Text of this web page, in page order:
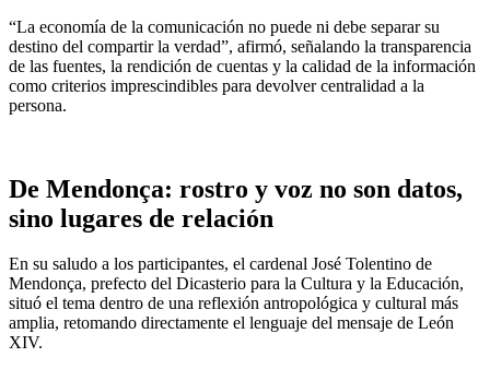
“La economía de la comunicación no puede ni debe separar su
destino del compartir la verdad”, afirmó, señalando la transparencia
de las fuentes, la rendición de cuentas y la calidad de la información
como criterios imprescindibles para devolver centralidad a la
persona.
De Mendonça: rostro y voz no son datos,
sino lugares de relación
En su saludo a los participantes, el cardenal José Tolentino de
Mendonça, prefecto del Dicasterio para la Cultura y la Educación,
situó el tema dentro de una reflexión antropológica y cultural más
amplia, retomando directamente el lenguaje del mensaje de León
XIV.